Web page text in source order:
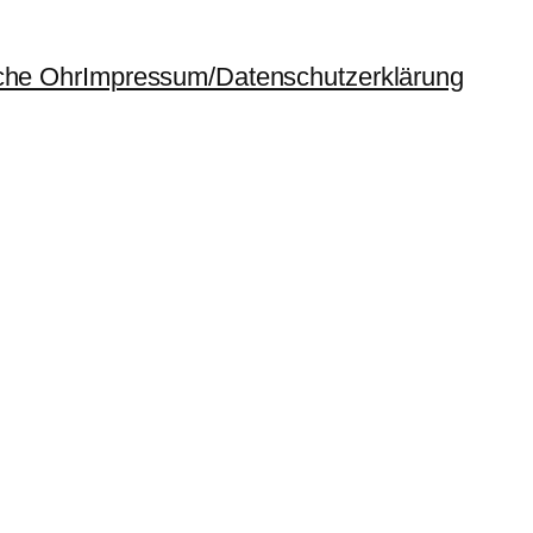
OhrImpressum/Datenschutzerklärung